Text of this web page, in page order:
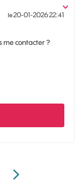
le‎20-01-202622:41
me contacter ?